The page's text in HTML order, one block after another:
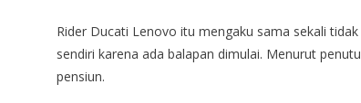
Rider Ducati Lenovo itu mengaku sama sekali
sendiri karena ada balapan dimulai. Menurut
pensiun.